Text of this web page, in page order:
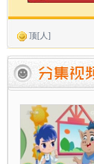
顶[人]